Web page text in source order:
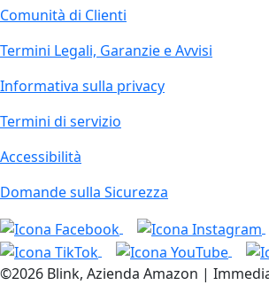
Comunità di Clienti
Termini Legali, Garanzie e Avvisi
Informativa sulla privacy
Termini di servizio
Accessibilità
Domande sulla Sicurezza
©2026 Blink, Azienda Amazon |